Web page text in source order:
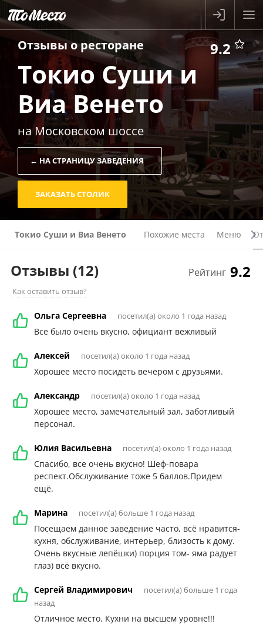
9.2
Отзывы оресторане
Токио Суши и
Виа Венето
на Московском шоссе
← НА СТРАНИЦУ ЗАВЕДЕНИЯ
ЗАКАЗАТЬ СТОЛИК
Токио Суши и Виа Венето Похожие места Меню
Рейтинг 9.2
Отзывы (12)
Как оставить отзыв?
Ольга Сергеевна посетил(а) около 1 года назад
Все было очень вкусно, официант вежливый
Алексей посетил(а) около 1 года назад
Хорошее место посидеть вечером с друзьями.
Александр посетил(а) около 1 года назад
Хорошее место, замечательный зал, заботливый
персонал.
Юлия Васильевна посетил(а) около 1 года назад
Спасибо, все очень вкусно! Шеф-повара
респект.Обслуживание тоже 5 баллов.Придем
ещё.
Марина посетил(а) больше 1 года назад
Посещаем данное заведение часто, всё нравится-
кухня, обслуживание, интерьер, близость к дому.
Очень вкусные лепёшки) порция том- яма радует
глаз) всё вкусно.
Сергей Владимирович
посетил(а) больше 1 года
назад
Отличное место. Кухни на высшем уровне!!!